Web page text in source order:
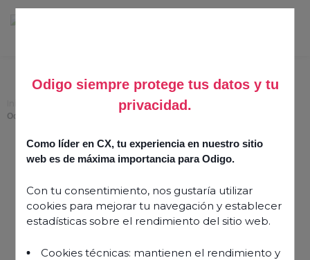
Odigo siempre protege tus datos y tu
privacidad.
Como líder en CX, tu experiencia en nuestro sitio
web es de máxima importancia para Odigo.
Con tu consentimiento, nos gustaría utilizar
cookies para mejorar tu navegación y establecer
estadísticas sobre el rendimiento del sitio web.
Cookies técnicas: mantienen el rendimiento y
Tus empleados son tu mejor baza, descubre por qué y cómo con
Odigo Extended Contact Center™
Tus empleados son tu
qué y cómo con Odigo
Extended Contact
Center™